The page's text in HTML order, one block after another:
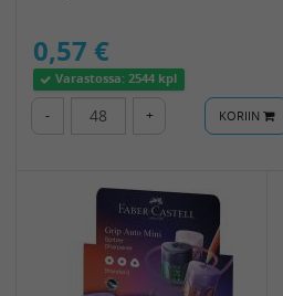
0,57 €
Varastossa:2544 kpl
- + KORIIN